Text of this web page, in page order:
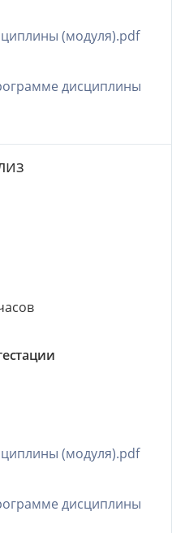
(модуля).pdf
дисциплины
(модуля).pdf
дисциплины